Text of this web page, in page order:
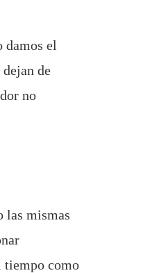
damos el
de
no
las mismas
tiempo como